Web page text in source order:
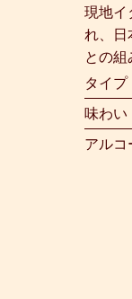
現地イ
れ、日
との組
タイプ
味わい
アルコ